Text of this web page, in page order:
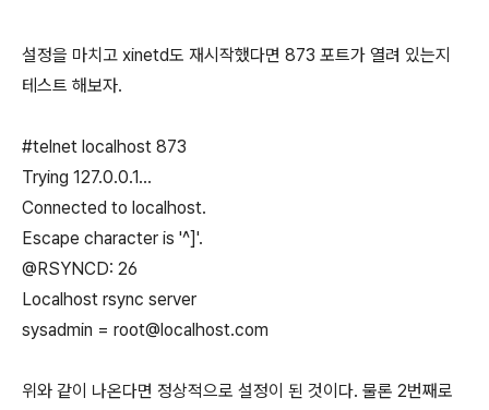
설정을 마치고 xinetd도 재시작했다면 873 포트가 열려 있는지
테스트 해보자.
#telnet localhost 873
Trying 127.0.0.1...
Connected to localhost.
Escape character is '^]'.
@RSYNCD: 26
Localhost rsync server
sysadmin = root@localhost.com
위와 같이 나온다면 정상적으로 설정이 된 것이다. 물론 2번째로